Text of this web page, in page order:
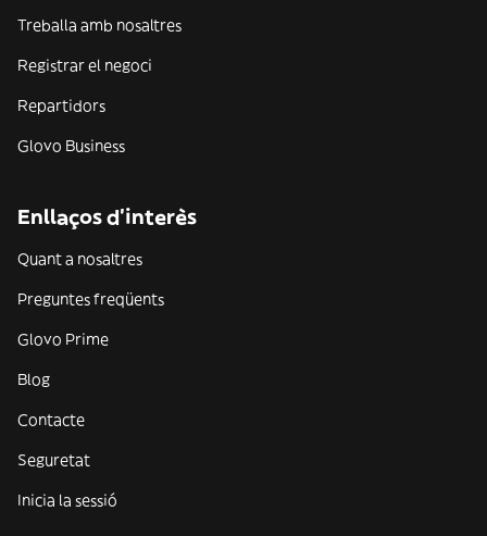
Treballa amb nosaltres
Registrar el negoci
Repartidors
Glovo Business
Enllaços d'interès
Quant a nosaltres
Preguntes freqüents
Glovo Prime
Blog
Contacte
Seguretat
Inicia la sessió